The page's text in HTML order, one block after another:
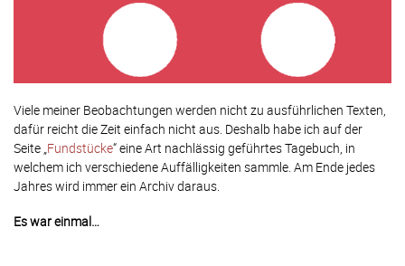
Viele meiner Beobachtungen werden nicht zu ausführlichen Texten,
dafür reicht die Zeit einfach nicht aus. Deshalb habe ich auf der
Seite „ Fundstücke“ eine Art nachlässig geführtes Tagebuch, in
welchem ich verschiedene Auffälligkeiten sammle. Am Ende jedes
Jahres wird immer ein Archiv daraus.
Es war einmal…